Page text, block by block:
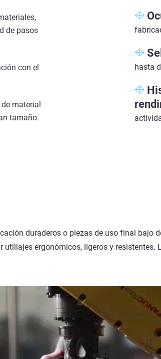
de pasos
con el
material
tamaño.
hasta
duraderos o piezas de uso final bajo
ergonómicos, ligeros y